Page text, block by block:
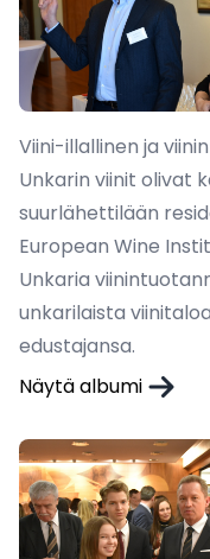
Viini-illallinen ja
Unkarin viinit olivat
suurlähettilään
European Wine
Unkaria
unkarilaista
edustajansa.
Näytä albumi